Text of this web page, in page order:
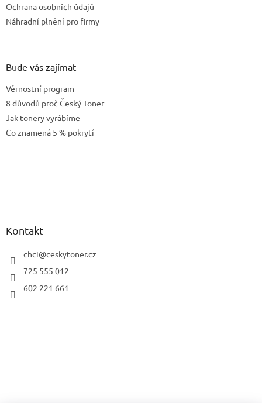
Ochrana osobních údajů
Náhradní plnění pro firmy
Bude vás zajímat
Věrnostní program
8 důvodů proč Český Toner
Jak tonery vyrábíme
Co znamená 5 % pokrytí
Kontakt
chci@ceskytoner.cz
725 555 012
602 221 661